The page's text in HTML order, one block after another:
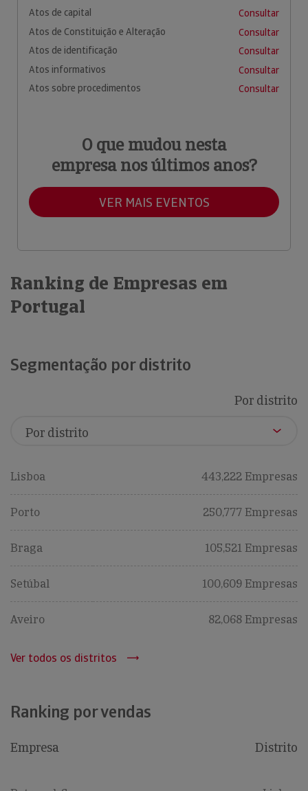
Atos de capital
Consultar
Atos de Constituição e Alteração
Consultar
Atos de identificação
Consultar
Atos informativos
Consultar
Atos sobre procedimentos
Consultar
O que mudou nesta
empresa nos últimos anos?
VER MAIS EVENTOS
Ranking de Empresas em
Portugal
Segmentação por distrito
Por distrito
Lisboa 443,222 Empresas
Porto 250,777 Empresas
Braga 105,521 Empresas
Setúbal 100,609 Empresas
Aveiro 82,068 Empresas
Ver todos os distritos
Ranking por vendas
Empresa Distrito